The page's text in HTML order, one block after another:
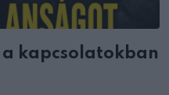
a kapcsolatokban